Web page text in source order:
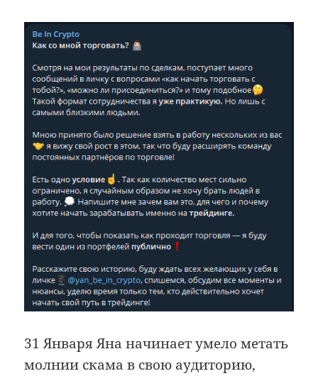
31 Января Яна начинает умело метать
молнии скама в свою аудиторию,